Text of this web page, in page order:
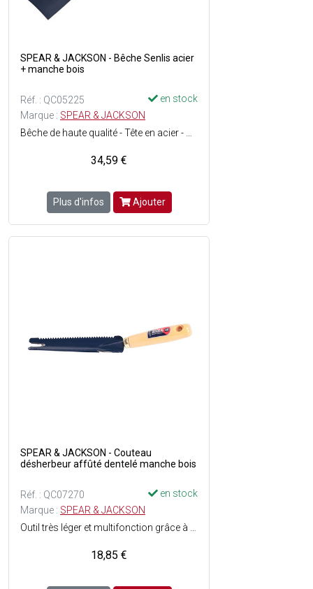
SPEAR & JACKSON - Bêche Senlis acier
+ manche bois
Réf. : QC05225
en stock
Marque : SPEAR & JACKSON
34,59 €
Plus d'infos Ajouter
SPEAR & JACKSON - Couteau
désherbeur affûté dentelé manche bois
Réf. : QC07270
en stock
Marque : SPEAR & JACKSON
18,85 €